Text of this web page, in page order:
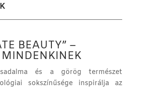
BEAUTY” –
MINDENKINEK
és a görög természet
sokszínűsége inspirálja az